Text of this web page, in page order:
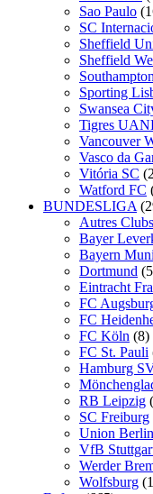
Sao Paulo
SC
Sheffield
Sheffield
Southampton
Sporting
Swansea
Tigres
Vancouver
Vasco da
Vitória SC
Watford FC
BUNDESLIGA
Autres Clubs
Bayer
Bayern
Dortmund
Eintracht
FC
FC
FC Köln (8)
FC St. Pauli
Hamburg
RB Leipzig
SC Freiburg
Union Berlin
VfB
Werder
Wolfsburg